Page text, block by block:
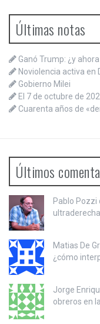
Últimas notas
Ganó Trump: ¿y
Noviolencia activa en
Gobierno Milei
El 7 de octubre de
Cuarenta años de
Últimos
Pablo Pozzi
ultraderecha
Matias De
¿cómo
Jorge
obreros en